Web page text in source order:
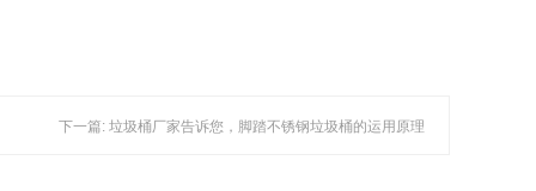
下一篇: 垃圾桶厂家告诉您，脚踏不锈钢垃圾桶的运用原理